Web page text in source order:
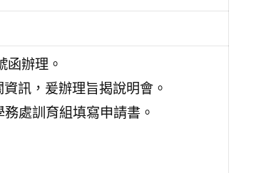
辦理。
訊，爰辦理旨揭說明會。
處訓育組填寫申請書。